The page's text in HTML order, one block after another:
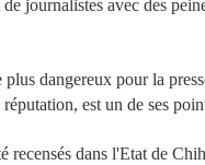
journalistes avec des
dangereux pour la
est un de ses
recensés dans l'Etat de